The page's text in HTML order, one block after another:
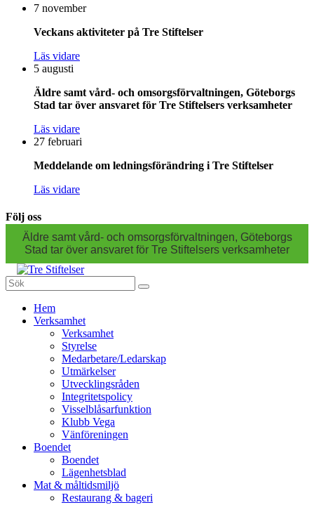
7 november
Veckans aktiviteter på Tre Stiftelser
Läs vidare
5 augusti
Äldre samt vård- och omsorgsförvaltningen, Göteborgs
Stad tar över ansvaret för Tre Stiftelsers verksamheter
Läs vidare
27 februari
Meddelande om ledningsförändring i Tre Stiftelser
Läs vidare
Följ oss
Äldre samt vård- och omsorgsförvaltningen, Göteborgs
Stad tar över ansvaret för Tre Stiftelsers verksamheter
Sök
efter:
vidare
Hem
Verksamhet
Verksamhet
Styrelse
Medarbetare/Ledarskap
Utmärkelser
Utvecklingsråden
Integritetspolicy
Visselblåsarfunktion
Klubb Vega
Vänföreningen
Boendet
Boendet
Lägenhetsblad
Mat & måltidsmiljö
Restaurang & bageri